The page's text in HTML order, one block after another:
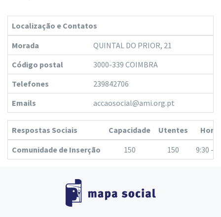
Localização e Contatos
Morada
QUINTAL DO PRIOR, 21
Código postal
3000-339 COIMBRA
Telefones
239842706
Emails
accaosocial@ami.org.pt
Respostas Sociais Capacidade Utentes
Comunidade de Inserção
150 150 9:30 -